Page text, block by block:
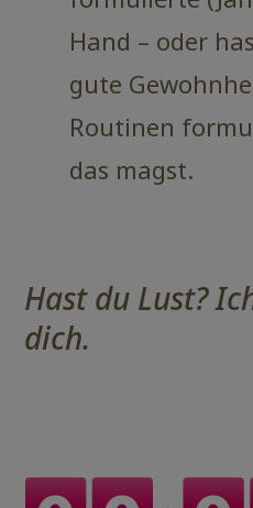
Hand – oder
gute
Routinen
das magst.
Hast du Lust?
dich.